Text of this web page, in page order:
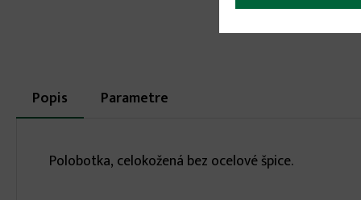
More
infos
Popis (aktívna
karta)
Parametre
Polobotka, celokožená bez ocelové špice.